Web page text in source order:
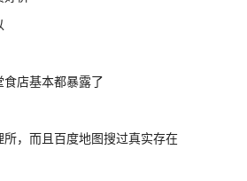
店基本都暴露了
，而且百度地图搜过真实存在